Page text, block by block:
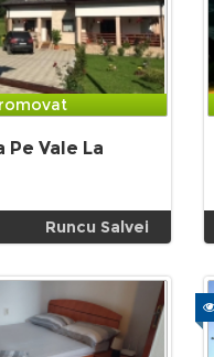
Pe Vale La
Runcu Salvei